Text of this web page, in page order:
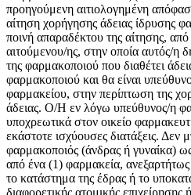
προηγούμενη αιτιολογημένη
αίτηση χορήγησης άδειας ίδρυσης
ποινή απαραδέκτου της αίτησης,
αιτούμενου/ης, στην οποία αυτός/η
της φαρμακοποιού που διαθέτει
φαρμακοποιού και θα είναι
φαρμακείου, στην περίπτωση της
άδειας. Ο/Η εν λόγω υπεύθυνος/η
υποχρεωτικά στον οικείο
εκάστοτε ισχύουσες διατάξεις. Δεν
φαρμακοποιός (άνδρας ή γυναίκα)
από ένα (1) φαρμακεία, ανεξαρτήτως
το κατάστημα της έδρας ή το
διαφορετικής ατομικής επιχείρησης